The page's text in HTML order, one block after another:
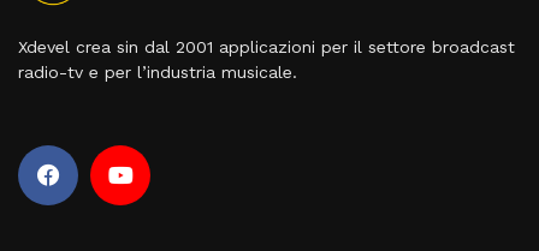
Xdevel crea sin dal 2001 applicazioni per il settore broadcast
radio-tv e per l’industria musicale.